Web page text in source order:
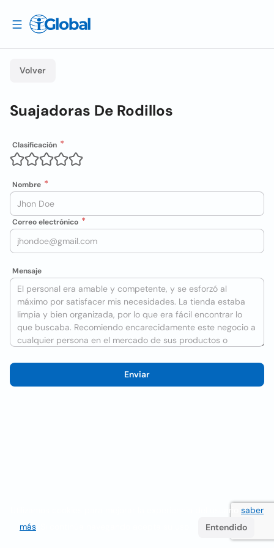
Volver
Suajadoras De Rodillos
Clasificación
Nombre
Correo electrónico
Mensaje
Enviar
Utilizamos cookies para mejorar la experiencia del usuario saber
más
Entendido